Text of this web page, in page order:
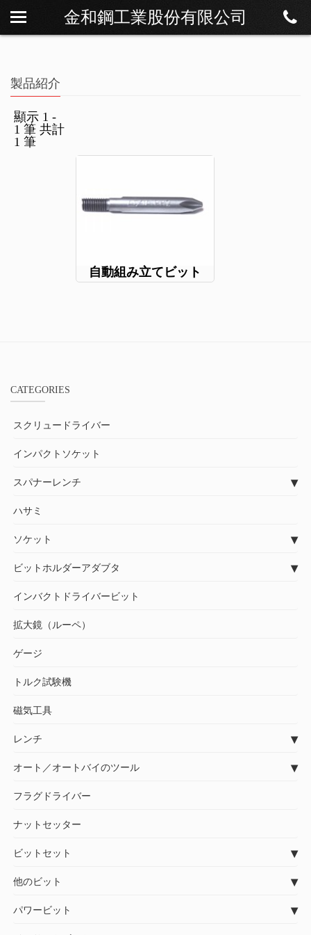
金和鋼工業股份有限公司
私たちについて
製品紹介
連絡方法
製品紹介
顯示 1 -
1 筆 共計
1 筆
自動組み立てビット
CATEGORIES
スクリュードライバー
インパクトソケット
スパナーレンチ
ハサミ
ソケット
ビットホルダーアダブタ
インバクトドライバービット
拡大鏡（ルーペ）
ゲージ
トルク試験機
磁気工具
レンチ
オート／オートバイのツール
フラグドライバー
ナットセッター
ビットセット
他のビット
パワービット